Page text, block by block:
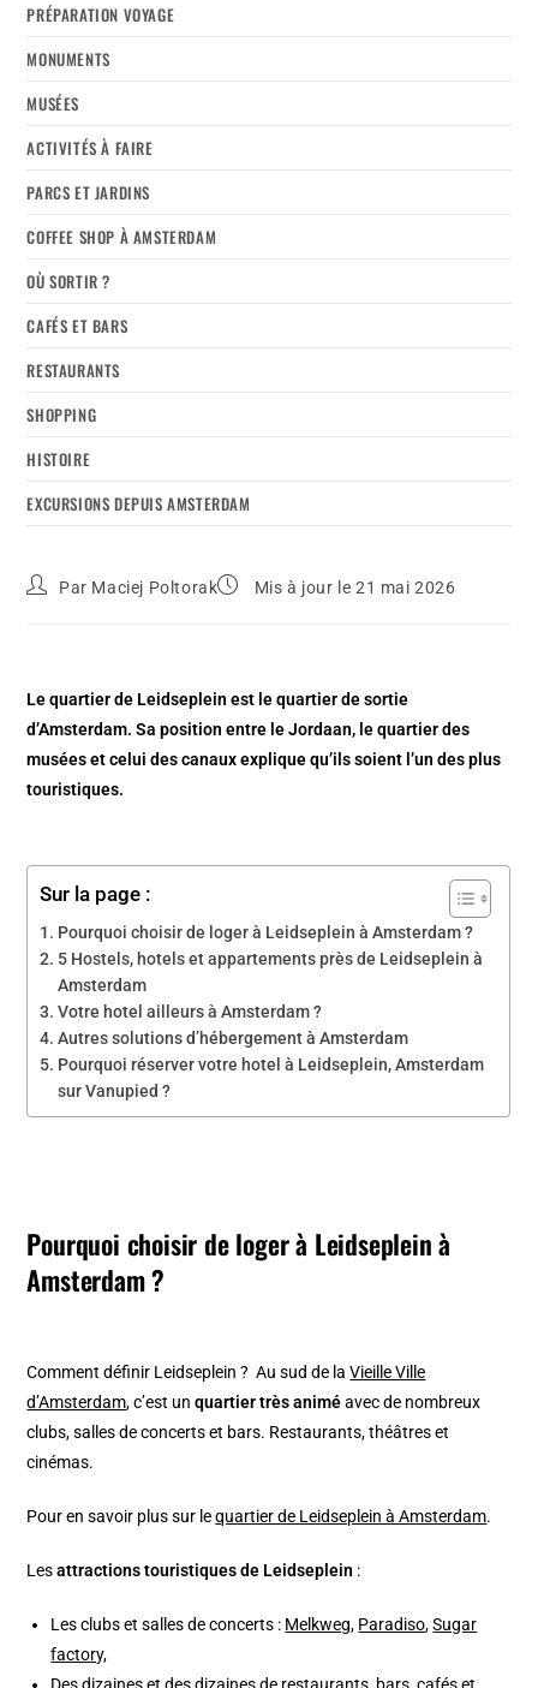
PRÉPARATION VOYAGE
MONUMENTS
MUSÉES
ACTIVITÉS À FAIRE
PARCS ET JARDINS
COFFEE SHOP À AMSTERDAM
OÙ SORTIR ?
CAFÉS ET BARS
RESTAURANTS
SHOPPING
HISTOIRE
EXCURSIONS DEPUIS AMSTERDAM
Par Maciej Poltorak Mis à jour le 21 mai 2026
Le quartier de Leidseplein est le quartier de sortie
d’Amsterdam. Sa position entre le Jordaan, le quartier des
musées et celui des canaux explique qu’ils soient l’un des plus
touristiques.
Sur la page :
Pourquoi choisir de loger à Leidseplein à Amsterdam ?
5 Hostels, hotels et appartements près de Leidseplein à
Amsterdam
Votre hotel ailleurs à Amsterdam ?
Autres solutions d’hébergement à Amsterdam
Pourquoi réserver votre hotel à Leidseplein, Amsterdam
sur Vanupied ?
Pourquoi choisir de loger à Leidseplein à
Amsterdam ?
Comment définir Leidseplein ? Au sud de laVieille Ville
d’Amsterdam, c’est unquartier très animéavec de nombreux
clubs, salles de concerts et bars. Restaurants, théâtres et
cinémas.
Pour en savoir plus sur lequartier de Leidseplein à Amsterdam.
Lesattractions touristiques de Leidseplein :
Les clubs et salles de concerts : Melkweg, Paradiso,Sugar
factory,
Des dizaines et des dizaines de restaurants, bars, cafés et